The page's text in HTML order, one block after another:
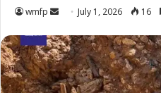
wmfp Send
email
July 1, 2026 16